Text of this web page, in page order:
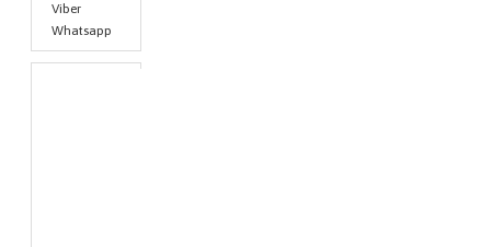
Viber
Whatsapp